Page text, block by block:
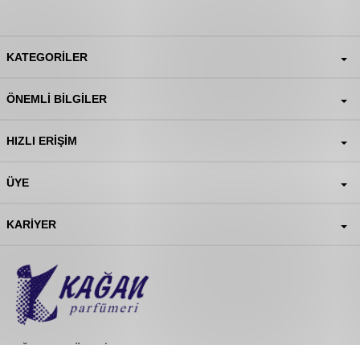
KATEGORILER
ÖNEMLI BILGILER
HIZLI ERIŞIM
ÜYE
KARIYER